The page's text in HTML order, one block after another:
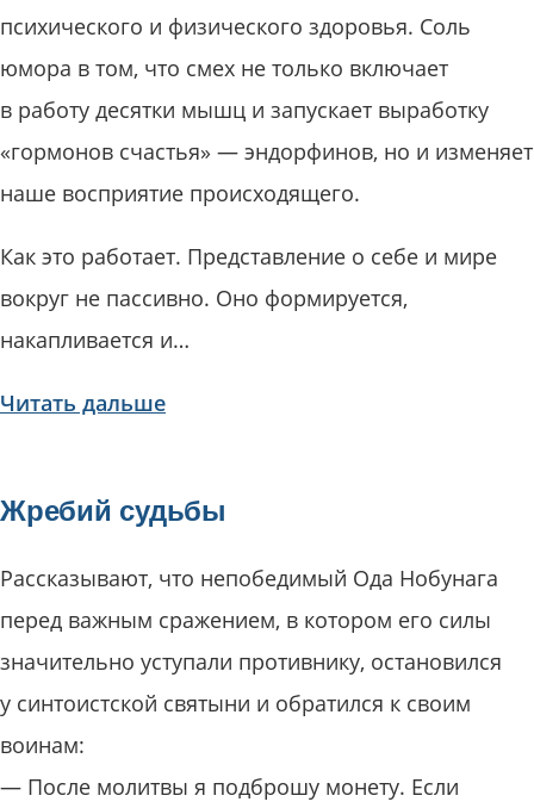
психического и физического здоровья. Соль
юмора в том, что смех не только включает
в работу десятки мышц и запускает выработку
«гормонов счастья» — эндорфинов, но и изменяет
наше восприятие происходящего.
Как это работает. Представление о себе и мире
вокруг не пассивно. Оно формируется,
накапливается и…
Читать дальше
Жребий судьбы
Рассказывают, что непобедимый Ода Нобунага
перед важным сражением, в котором его силы
значительно уступали противнику, остановился
у синтоистской святыни и обратился к своим
воинам:
— После молитвы я подброшу монету. Если